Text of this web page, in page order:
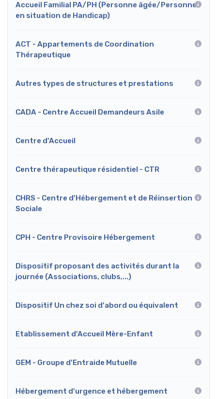
Accueil Familial PA/PH (Personne âgée/Personne
en situation de Handicap)
ACT - Appartements de Coordination
Thérapeutique
Autres types de structures et prestations
CADA - Centre Accueil Demandeurs Asile
Centre d'Accueil
Centre thérapeutique résidentiel - CTR
CHRS - Centre d'Hébergement et de Réinsertion
Sociale
CPH - Centre Provisoire Hébergement
Dispositif proposant des activités durant la
journée (Associations, clubs,...)
Dispositif Un chez soi d'abord ou équivalent
Etablissement d'Accueil Mère-Enfant
GEM - Groupe d'Entraide Mutuelle
Hébergement d'urgence et hébergement